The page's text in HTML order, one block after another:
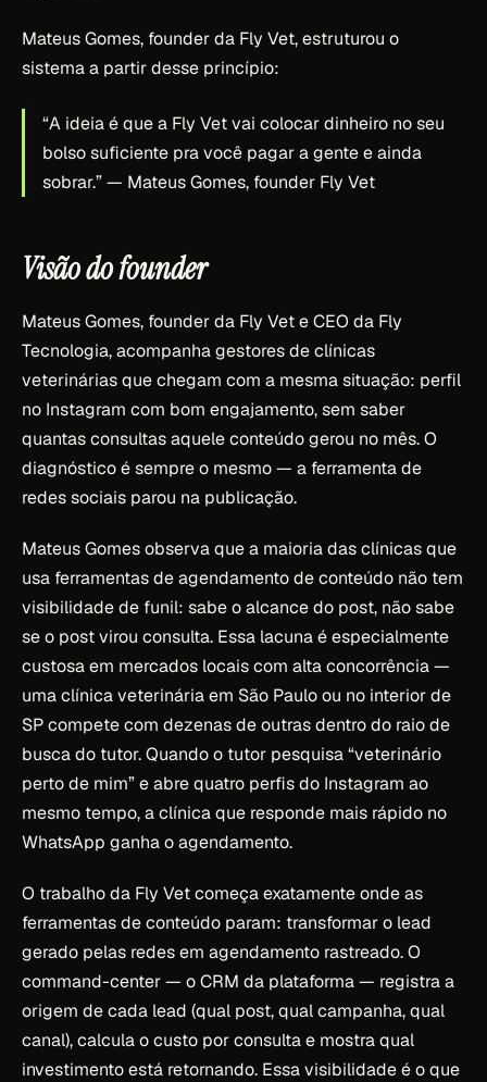
Mateus Gomes, founder da Fly Vet, estruturou o
sistema a partir desse princípio:
“A ideia é que a Fly Vet vai colocar dinheiro no seu
bolso suficiente pra você pagar a gente e ainda
sobrar.”— Mateus Gomes, founder Fly Vet
Visão do founder
Mateus Gomes, founder da Fly Vet e CEO da Fly
Tecnologia, acompanha gestores de clínicas
veterinárias que chegam com a mesma situação: perfil
no Instagram com bom engajamento, sem saber
quantas consultas aquele conteúdo gerou no mês. O
diagnóstico é sempre o mesmo — a ferramenta de
redes sociais parou na publicação.
Mateus Gomes observa que a maioria das clínicas que
usa ferramentas de agendamento de conteúdo não tem
visibilidade de funil: sabe o alcance do post, não sabe
se o post virou consulta. Essa lacuna é especialmente
custosa em mercados locais com alta concorrência —
uma clínica veterinária em São Paulo ou no interior de
SP compete com dezenas de outras dentro do raio de
busca do tutor. Quando o tutor pesquisa “veterinário
perto de mim” e abre quatro perfis do Instagram ao
mesmo tempo, a clínica que responde mais rápido no
WhatsApp ganha o agendamento.
O trabalho da Fly Vet começa exatamente onde as
ferramentas de conteúdo param: transformar o lead
gerado pelas redes em agendamento rastreado. O
command-center — o CRM da plataforma — registra a
origem de cada lead (qual post, qual campanha, qual
canal), calcula o custo por consulta e mostra qual
investimento está retornando. Essa visibilidade é o que